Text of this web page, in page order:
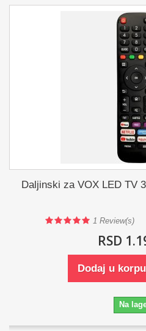
Daljinski za VOX LED TV
1 Review(s)
RSD
Dodaj u korpu
Na